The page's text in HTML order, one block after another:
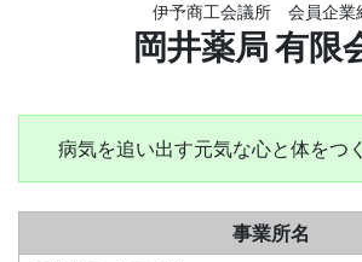
伊予商工会議所 会員企業
岡井薬局 有限
病気を追い出す元気な心と体をつ
事業所名